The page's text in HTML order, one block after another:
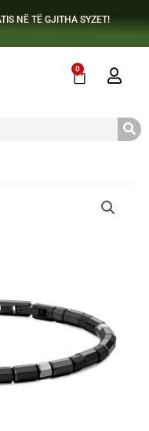
NË TË GJITHA SYZET!
0
Cart